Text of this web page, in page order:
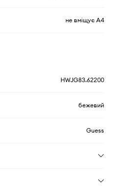
не вміщує А4
HWJG83.62200
бежевий
Guess